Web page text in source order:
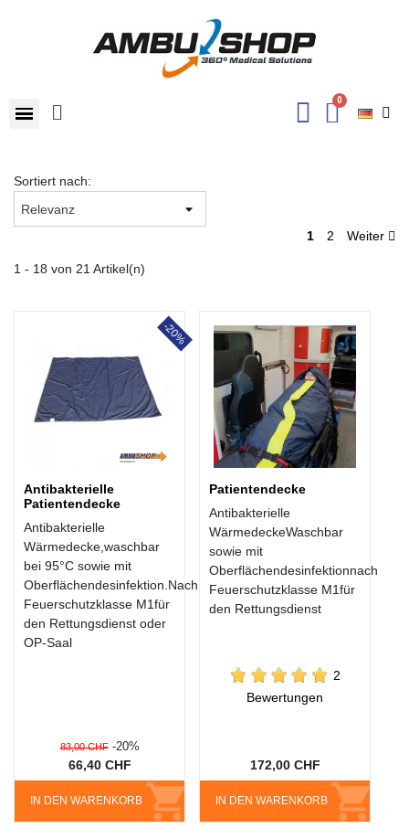
Sortiert nach:
1 2 Weiter
1 - 18 von 21 Artikel(n)
Antibakterielle
Patientendecke
Antibakterielle
Wärmedecke,waschbar
bei 95°C sowie mit
Oberflächendesinfektion.Nach
Feuerschutzklasse M1für
den Rettungsdienst oder
OP-Saal
IN DEN WARENKORB
83,00 CHF -20%
66,40 CHF
-20%
Patientendecke
Antibakterielle
WärmedeckeWaschbar
sowie mit
Oberflächendesinfektionnach
Feuerschutzklasse M1für
den Rettungsdienst
IN DEN WARENKORB
172,00 CHF
2
Bewertungen